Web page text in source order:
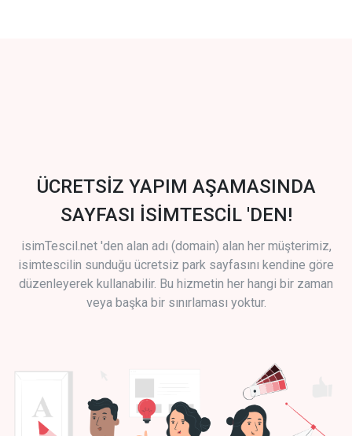
ÜCRETSİZ YAPIM AŞAMASINDA
SAYFASI İSİMTESCİL 'DEN!
isimTescil.net 'den alan adı (domain) alan her müşterimiz,
isimtescilin sunduğu ücretsiz park sayfasını kendine göre
düzenleyerek kullanabilir. Bu hizmetin her hangi bir zaman
veya başka bir sınırlaması yoktur.